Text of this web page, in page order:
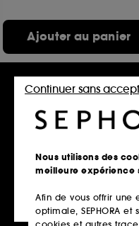
Ajouter au panier
GUERLAIN
Champs-Élysées
Eau de Parfum
Nous utilisons des
meilleure expérience
Afin de vous offrir une
optimale, SEPHORA
cookies et autres
Continuer sans